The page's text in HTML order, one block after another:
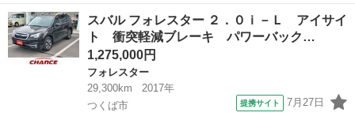
名： スバル ■ 車種名： フォレスター ■ グレード名： Ｌ．
Ｌ．Ｂｅａｎエディション タイミングベルト交換済 運転席パワー
シート ４ＷＤ...
埼玉 比企郡
スバル フォレスター ２．０ｉ－Ｌ アイサイ
ト 衝突軽減ブレーキ パワーバック…
1,275,000円
フォレスター
29,300km
2017年
つくば市
提携サイト 7月27日